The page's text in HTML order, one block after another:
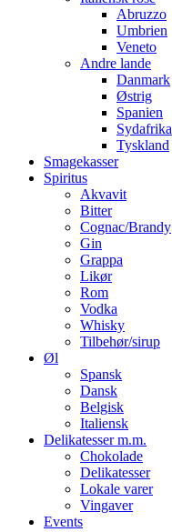
Abruzzo
Umbrien
Veneto
Andre lande
Danmark
Østrig
Spanien
Sydafrika
Tyskland
Smagekasser
Spiritus
Akvavit
Bitter
Cognac/Brandy
Gin
Grappa
Likør
Rom
Vodka
Whisky
Tilbehør/sirup
Øl
Spansk
Dansk
Belgisk
Italiensk
Delikatesser m.m.
Chokolade
Delikatesser
Lokale varer
Vingaver
Events